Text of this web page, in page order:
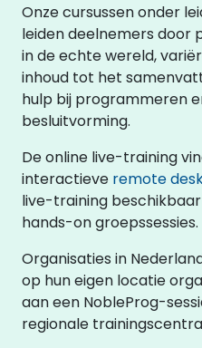
Onze cursussen onder
leiden deelnemers door
in de echte wereld,
inhoud tot het
hulp bij programmeren
besluitvorming.
De online live-training
interactieve remote
live-training
hands-on groepssessies.
Organisaties in
op hun eigen locatie
aan een NobleProg-
regionale